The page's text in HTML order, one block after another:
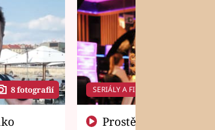
8 fotografií SERIÁLY A FILMY